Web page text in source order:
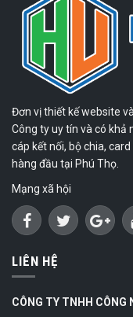
Đơn vị thiết kế website
Công ty uy tín và có khả
cáp kết nối, bộ chia,
hàng đầu tại Phú Thọ.
Mạng xã hội
LIÊN HỆ
CÔNG TY TNHH CÔNG